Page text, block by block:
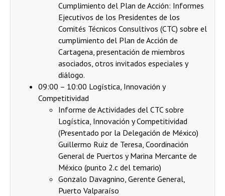
Cumplimiento del Plan de Acción: Informes
Ejecutivos de los Presidentes de los
Comités Técnicos Consultivos (CTC) sobre el
cumplimiento del Plan de Acción de
Cartagena, presentación de miembros
asociados, otros invitados especiales y
diálogo.
09:00 – 10:00 Logística, Innovación y
Competitividad
Informe de Actividades del CTC sobre
Logística, Innovación y Competitividad
(Presentado por la Delegación de México)
Guillermo Ruiz de Teresa, Coordinación
General de Puertos y Marina Mercante de
México (punto 2.c del temario)
Gonzalo Davagnino, Gerente General,
Puerto Valparaíso